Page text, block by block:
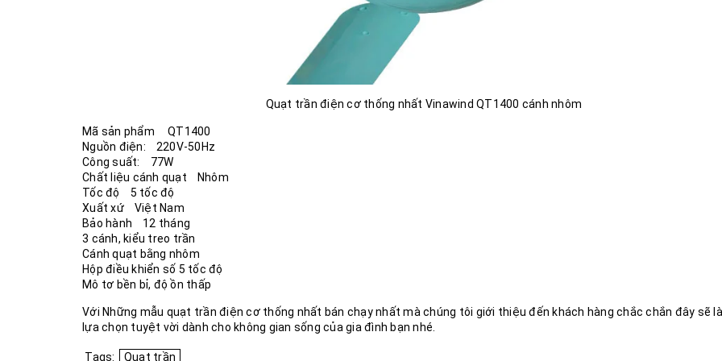
Quạt trần điện cơ thống nhất Vinawind QT1400 cánh nhôm
Mã sản phẩm QT1400
Nguồn điện: 220V-50Hz
Công suất: 77W
Chất liệu cánh quạt Nhôm
Tốc độ 5 tốc độ
Xuất xứ Việt Nam
Bảo hành 12 tháng
3 cánh, kiểu treo trần
Cánh quạt bằng nhôm
Hộp điều khiển số 5 tốc độ
Mô tơ bền bỉ, độ ồn thấp
Với Những mẫu quạt trần điện cơ thống nhất bán chạy nhất mà chúng tôi giới thiệu đến khách hàng chắc chắn đây sẽ
lựa chọn tuyệt vời dành cho không gian sống của gia đình bạn nhé.
Tags: Quạt trần